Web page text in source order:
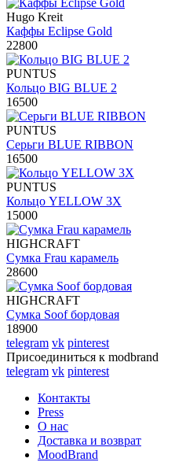
Hugo Kreit
Каффы Eclipse Gold
22800
PUNTUS
Кольцо BIG BLUE 2
16500
PUNTUS
Серьги BLUE RIBBON
16500
PUNTUS
Кольцо YELLOW 3X
15000
HIGHCRAFT
Сумка Frau карамель
28600
HIGHCRAFT
Сумка Soof бордовая
18900
telegram vk pinterest
Присоединиться к modbrand
telegram vk pinterest
Контакты
Press
О нас
Доставка и возврат
MoodBrand